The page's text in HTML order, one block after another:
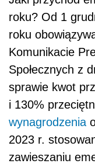
roku? Od 1
roku
Komunikacie
Społecznych z
sprawie kwot
i 130%
wynagrodzenia
2023 r.
zawieszaniu